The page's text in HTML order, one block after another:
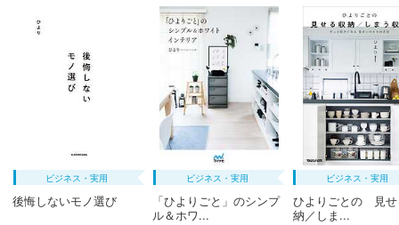
ビジネス・実用
後悔しないモノ選び
ビジネス・実用
「ひよりごと」のシンプ
ル＆ホワ...
ビジネス・実用
ひよりごとの 見せ
納／しま...